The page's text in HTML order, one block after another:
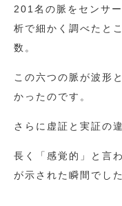
201名の脈をセンサ
析で細かく調べたと
数。
この六つの脈が波形
かったのです。
さらに虚証と実証の
長く「感覚的」と言
が示された瞬間でした